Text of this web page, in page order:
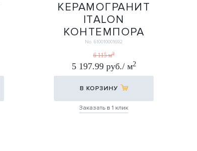
КЕРАМОГРАНИТ
ITALON
КОНТЕМПОРА
ПУР 80Х160
80Х160
No. 610010001692
6 115 м2
5 197.99 руб./ м2
В КОРЗИНУ
Заказать в 1 клик